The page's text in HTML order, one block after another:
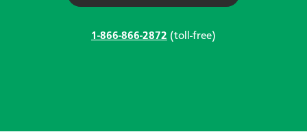
1-866-866-2872 (toll-free)